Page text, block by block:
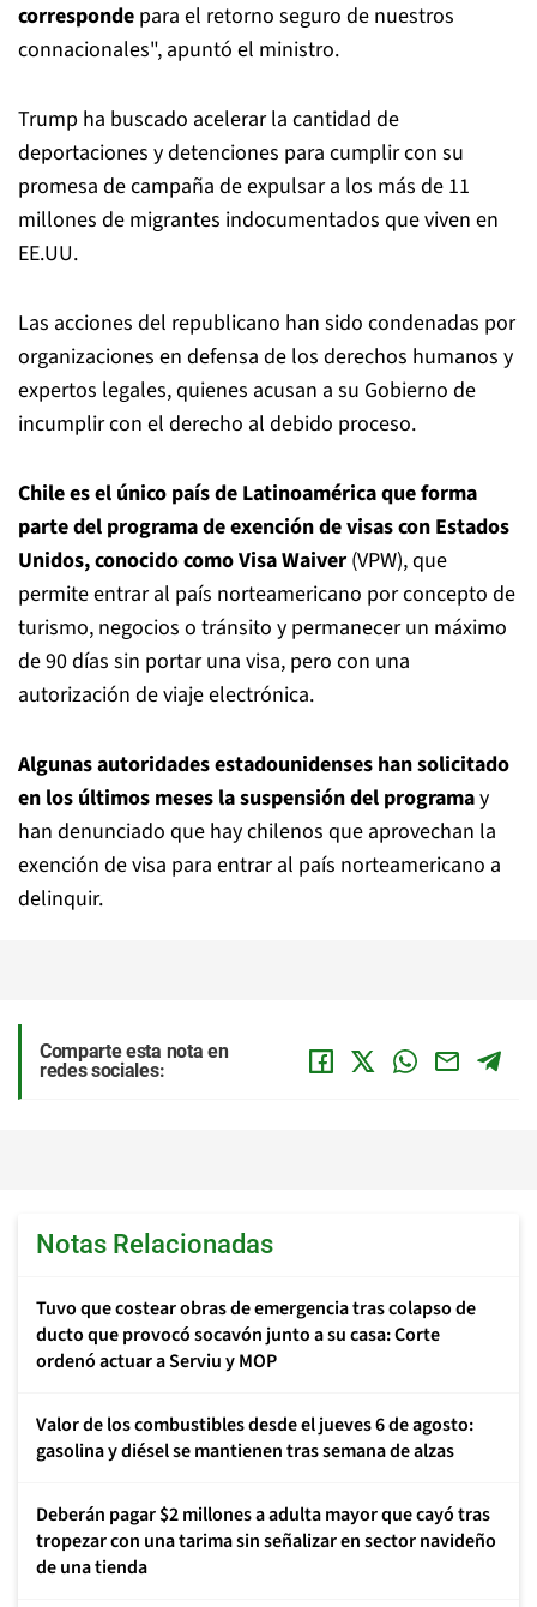
corresponde para el retorno seguro de nuestros
connacionales", apuntó el ministro.
Trump ha buscado acelerar la cantidad de
deportaciones y detenciones para cumplir con su
promesa de campaña de expulsar a los más de 11
millones de migrantes indocumentados que viven en
EE.UU.
Las acciones del republicano han sido condenadas por
organizaciones en defensa de los derechos humanos y
expertos legales, quienes acusan a su Gobierno de
incumplir con el derecho al debido proceso.
Chile es el único país de Latinoamérica que forma
parte del programa de exención de visas con Estados
Unidos, conocido como Visa Waiver (VPW), que
permite entrar al país norteamericano por concepto de
turismo, negocios o tránsito y permanecer un máximo
de 90 días sin portar una visa, pero con una
autorización de viaje electrónica.
Algunas autoridades estadounidenses han solicitado
en los últimos meses la suspensión del programay
han denunciado que hay chilenos que aprovechan la
exención de visa para entrar al país norteamericano a
delinquir.
Comparte esta nota en
redes sociales:
Notas Relacionadas
Tuvo que costear obras de emergencia tras colapso de
ducto que provocó socavón junto a su casa: Corte
ordenó actuar a Serviu y MOP
Valor de los combustibles desde el jueves 6 de agosto:
gasolina y diésel se mantienen tras semana de alzas
Deberán pagar $2 millones a adulta mayor que cayó tras
tropezar con una tarima sin señalizar en sector navideño
de una tienda